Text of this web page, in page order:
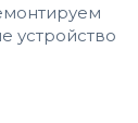
устройство